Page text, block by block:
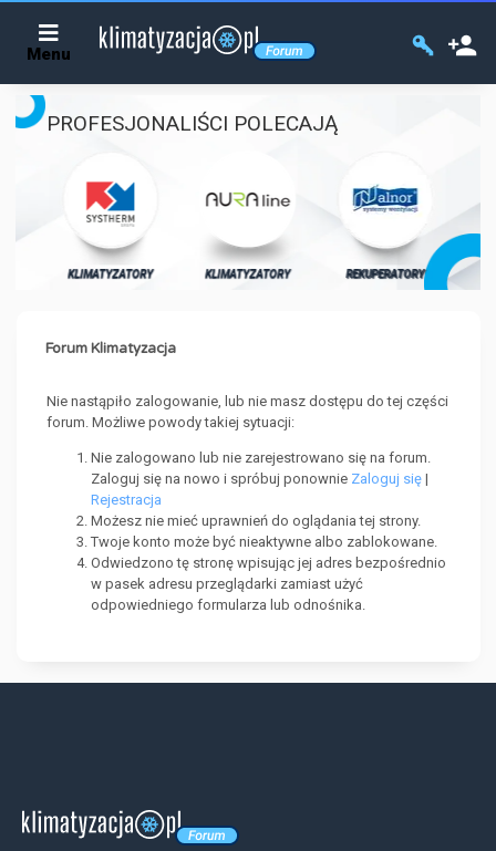
Menu
PROFESJONALIŚCI POLECAJĄ
KLIMATYZATORY KLIMATYZATORY REKUPERATORY
Forum Klimatyzacja
Nie nastąpiło zalogowanie, lub nie masz dostępu do tej części
forum. Możliwe powody takiej sytuacji:
Nie zalogowano lub nie zarejestrowano się na forum.
Zaloguj się na nowo i spróbuj ponownie Zaloguj się |
Rejestracja
Możesz nie mieć uprawnień do oglądania tej strony.
Twoje konto może być nieaktywne albo zablokowane.
Odwiedzono tę stronę wpisując jej adres bezpośrednio
w pasek adresu przeglądarki zamiast użyć
odpowiedniego formularza lub odnośnika.